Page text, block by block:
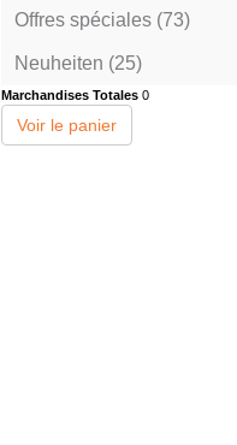
Offres spéciales (73)
Neuheiten (25)
Marchandises Totales 0
Voir le panier